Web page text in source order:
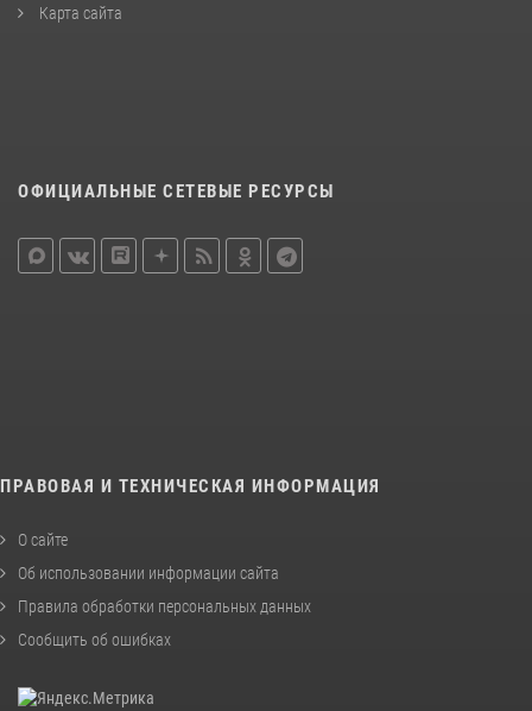
Карта сайта
ОФИЦИАЛЬНЫЕ СЕТЕВЫЕ РЕСУРСЫ
ПРАВОВАЯ И ТЕХНИЧЕСКАЯ ИНФОРМАЦИЯ
О сайте
Об использовании информации сайта
Правила обработки персональных данных
Сообщить об ошибках